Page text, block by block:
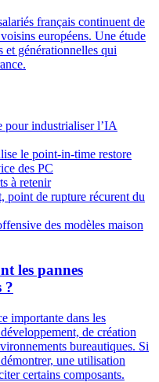
français continuent de
européens. Une étude
et générationnelles qui
pour industrialiser l’IA
le point-in-time restore
des PC
à retenir
point de rupture récurent du
des modèles maison
les pannes
?
importante dans les
de création
bureautiques. Si
une utilisation
certains composants.